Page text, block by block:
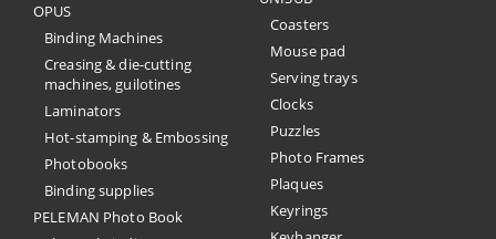
OPUS
Binding Machines
Creasing & die-cutting
machines, guilotines
Laminators
Hot-stamping & Embossing
Photobooks
Binding supplies
PELEMAN Photo Book
Coasters
Mouse pad
Serving trays
Clocks
Puzzles
Photo Frames
Plaques
Keyrings